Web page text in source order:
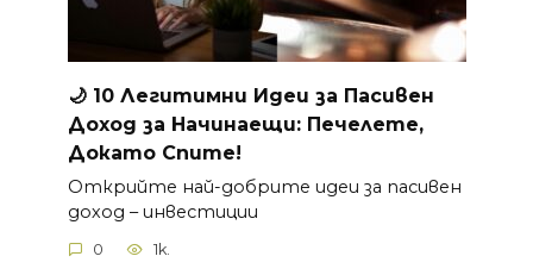
🌙 10 Легитимни Идеи за Пасивен
Доход за Начинаещи: Печелете,
Докато Спите!
Открийте най-добрите идеи за пасивен
доход – инвестиции
0 1k.